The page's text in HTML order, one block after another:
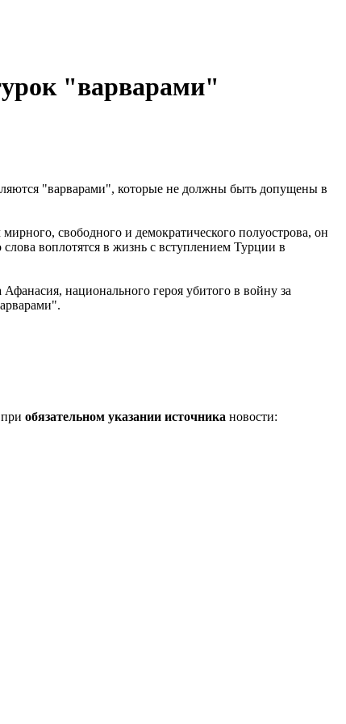
"варварами"
"варварами", которые не должны быть допущены в
свободного и демократического полуострова, он
воплотятся в жизнь с вступлением Турции в
национального героя убитого в войну за
обязательном указании источника новости: